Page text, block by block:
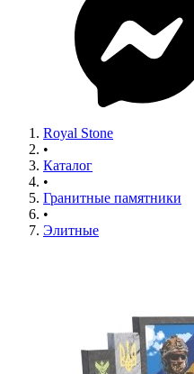
Royal Stone
•
Каталог
•
Гранитные памятники
•
Элитные